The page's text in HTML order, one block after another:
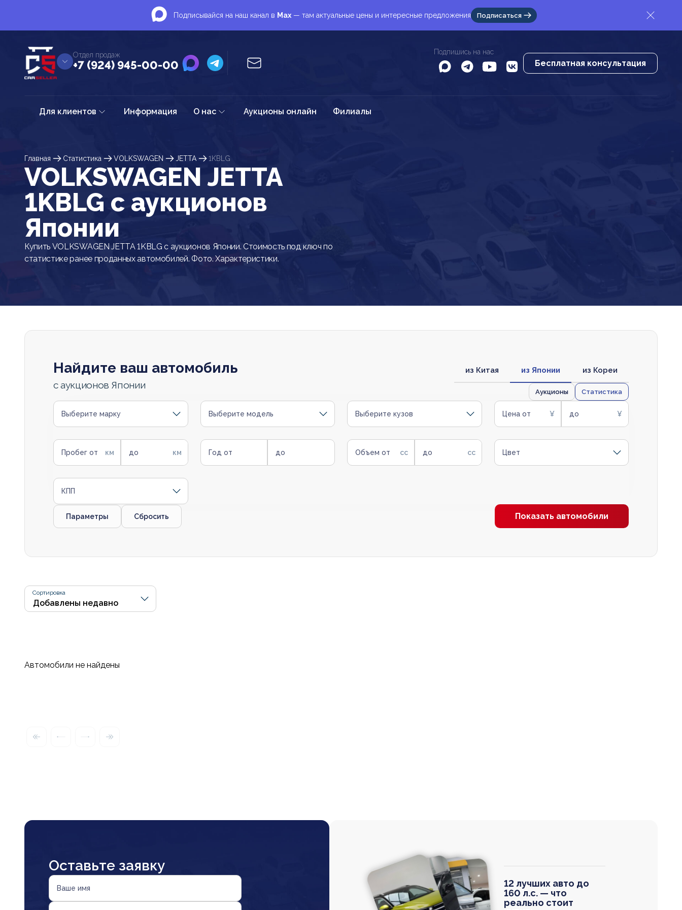
Подписывайся на наш канал в Max — там актуальные цены и интересные предложения Подписаться
Отдел продаж
+7 (924) 945-00-00
Подпишись на нас
Бесплатная консультация
Для клиентов Информация О нас Аукционы онлайн Филиалы
Главная Статистика VOLKSWAGEN JETTA 1KBLG
VOLKSWAGEN JETTA
1KBLG c аукционов
Японии
Купить VOLKSWAGEN JETTA 1KBLG с аукционов Японии. Стоимость под ключ по
статистике ранее проданных автомобилей. Фото. Характеристики.
Найдите ваш автомобиль
с аукционов Японии
из Китая из Японии из Кореи
Аукционы Статистика
Выберите марку Выберите модель Выберите кузов Цена от до
Пробег от до Год от до Объем от до Цвет
КПП
Параметры Сбросить Показать автомобили
Сортировка
Автомобили не найдены
Оставьте заявку
Ваше имя
12 лучших авто до
160 л.с. — что
реально стоит